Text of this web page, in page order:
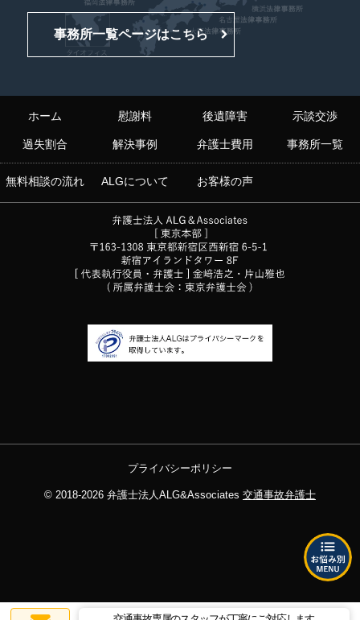
事務所一覧ページはこちら
ホーム 慰謝料 後遺障害 示談交渉
過失割合 解決事例 弁護士費用 事務所一覧
無料相談の流れ ALGについて お客様の声
プライバシーポリシー
© 2018-2026 弁護士法人ALG&Associates 交通事故弁護士